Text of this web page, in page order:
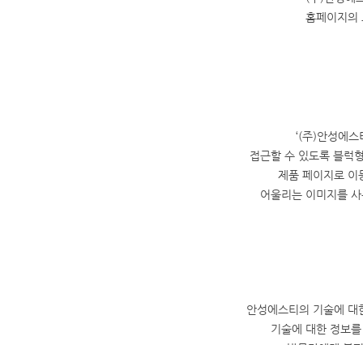
홈페이지의
‘(주)안성에
접근할 수 있도록 블럭
제품 페이지로 이
어울리는 이미지를
안성에스티의 기술에
기술에 대한 정보